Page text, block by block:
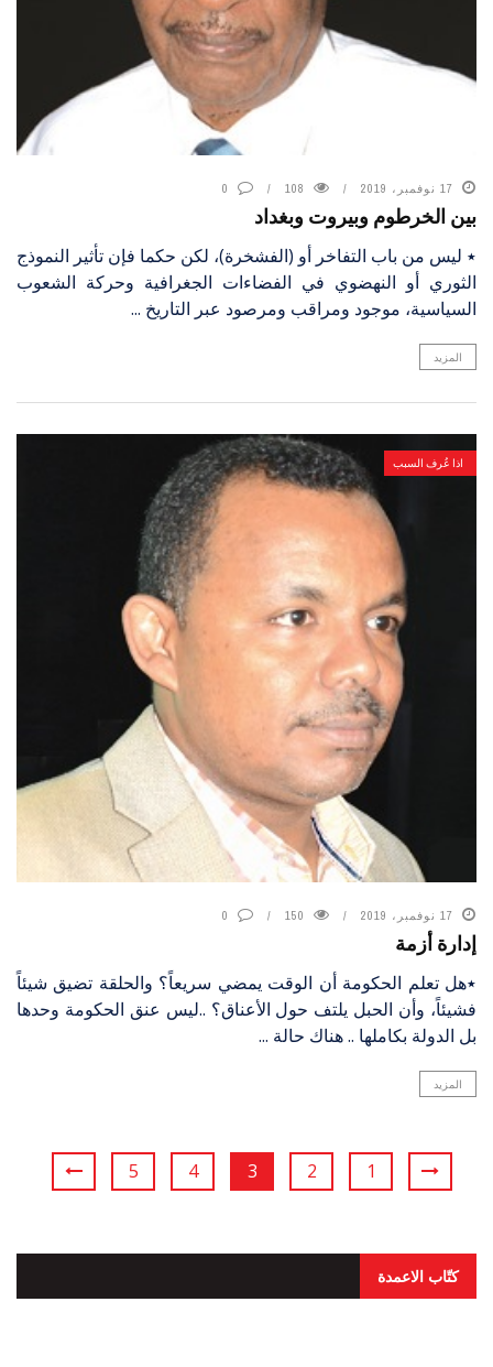
17 نوفمبر، 2019 108
0
بين الخرطوم وبيروت وبغداد
٭ ليس من باب التفاخر أو (الفشخرة)، لكن حكما فإن تأثير النموذج
الثوري أو النهضوي في الفضاءات الجغرافية وحركة الشعوب
السياسية، موجود ومراقب ومرصود عبر التاريخ ...
المزيد
اذا عُرف السبب
17 نوفمبر، 2019 150
0
إدارة أزمة
٭هل تعلم الحكومة أن الوقت يمضي سريعاً؟ والحلقة تضيق شيئاً
فشيئاً، وأن الحبل يلتف حول الأعناق؟ ..ليس عنق الحكومة وحدها
بل الدولة بكاملها .. هناك حالة ...
المزيد
1
2
3
4
5
كتّاب الاعمدة